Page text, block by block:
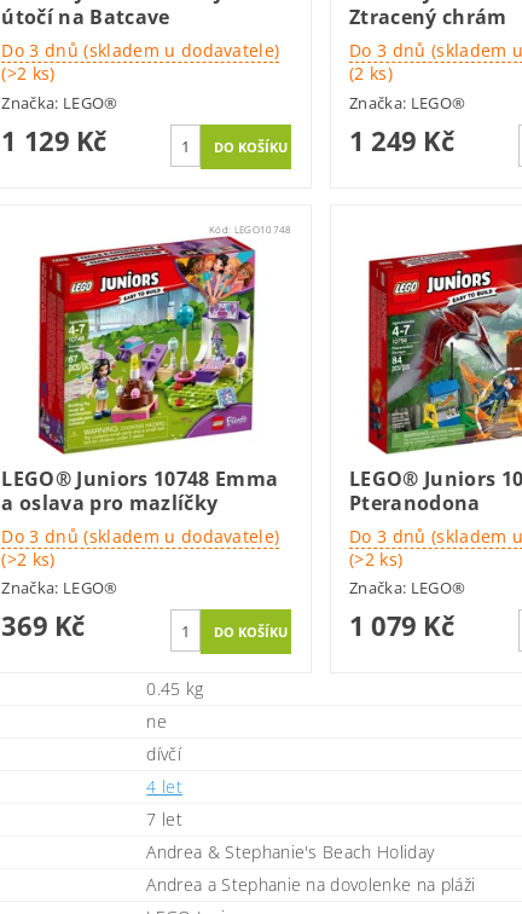
útočí na Batcave
Do 3 dnů (skladem u dodavatele)
(>2 ks)
Značka: LEGO®
1 129 Kč
Ztracený chrám
Do 3 dnů (skladem
(2 ks)
Značka: LEGO®
1 249 Kč
Kód: LEGO10748
LEGO® Juniors 10748 Emma
a oslava pro mazlíčky
Do 3 dnů (skladem u dodavatele)
(>2 ks)
Značka: LEGO®
369 Kč
LEGO® Juniors
Pteranodona
Do 3 dnů (skladem
(>2 ks)
Značka: LEGO®
1 079 Kč
0.45 kg
ne
dívčí
4 let
7 let
Andrea & Stephanie's Beach Holiday
Andrea a Stephanie na dovolenke na pláži